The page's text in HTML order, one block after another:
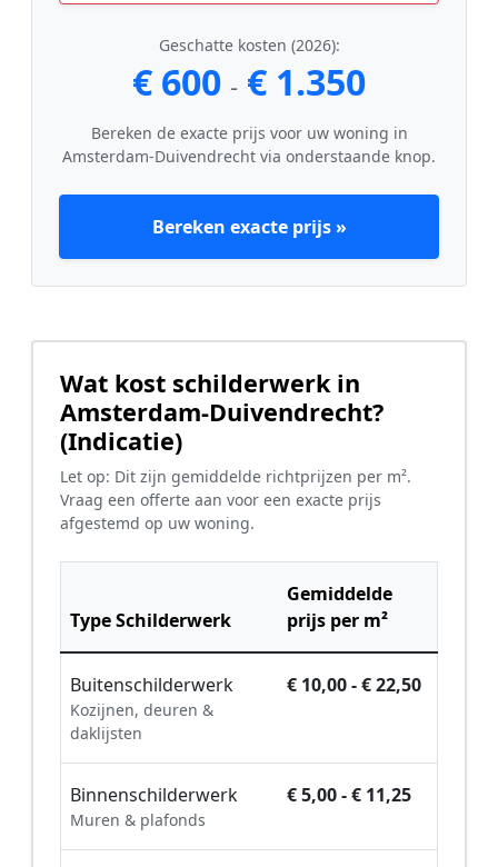
Geschatte kosten (2026):
€ 600 - € 1.350
Bereken de exacte prijs voor uw woning in
Amsterdam-Duivendrecht via onderstaande knop.
Bereken exacte prijs »
Wat kost schilderwerk in
Amsterdam-Duivendrecht?
(Indicatie)
Let op: Dit zijn gemiddelde richtprijzen per m².
Vraag een offerte aan voor een exacte prijs
afgestemd op uw woning.
Type Schilderwerk
Gemiddelde
prijs per m²
Buitenschilderwerk
Kozijnen, deuren &
daklijsten
€ 10,00 - € 22,50
Binnenschilderwerk
Muren & plafonds
€ 5,00 - € 11,25